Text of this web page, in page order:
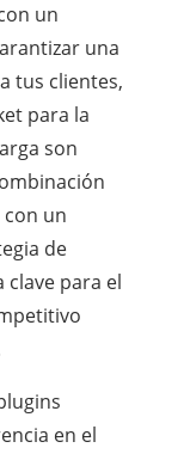
un
una
tus clientes,
para la
son
un
de
clave para el
en el